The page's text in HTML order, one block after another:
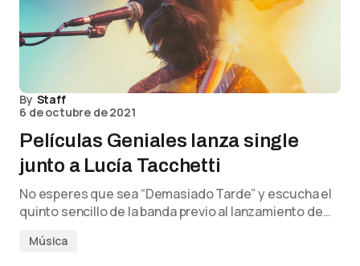
By Staff
6 de octubre de 2021
Películas Geniales lanza single
junto a Lucía Tacchetti
No esperes que sea “Demasiado Tarde” y escucha el
quinto sencillo de la banda previo al lanzamiento de…
Música